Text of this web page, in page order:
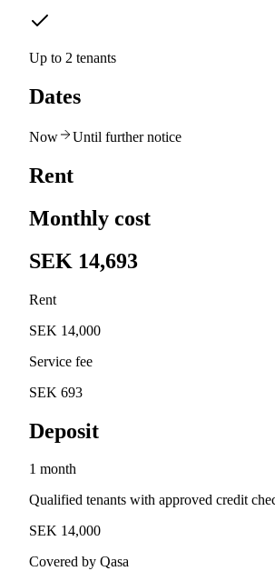
Up to 2 tenants
Dates
Now Until further notice
Rent
Monthly cost
SEK 14,693
Rent
SEK 14,000
Service fee
SEK 693
Deposit
1 month
Qualified tenants with approved credit
SEK 14,000
Covered by Qasa